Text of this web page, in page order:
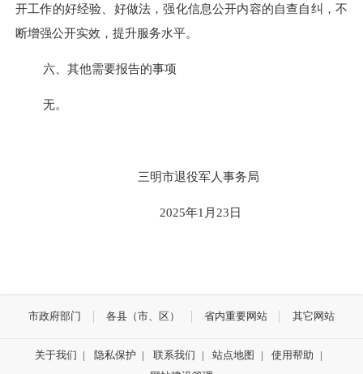
开工作的好经验、好做法，强化信息公开内容的自查自纠，不
断增强公开实效，提升服务水平。
六、其他需要报告的事项
无。
三明市退役军人事务局
2025年1 月 23日
市政府部门 各县（市、区） 省内重要网站 其它网站
关于我们 | 隐私保护 | 联系我们 | 站点地图 | 使用帮助
|